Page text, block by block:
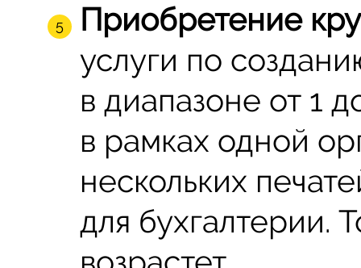
Приобретение
услуги по
в диапазоне от 1
в рамках одной
нескольких
для бухгалтерии.